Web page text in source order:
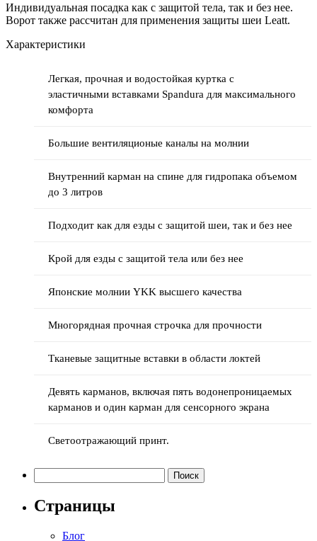
Индивидуальная посадка как с защитой тела, так и без нее.
Ворот также рассчитан для применения защиты шеи Leatt.
Характеристики
Легкая, прочная и водостойкая куртка с
эластичными вставками Spandura для максимального
комфорта
Большие вентиляционые каналы на молнии
Внутренний карман на спине для гидропака объемом
до 3 литров
Подходит как для езды с защитой шеи, так и без нее
Крой для езды с защитой тела или без нее
Японские молнии YKK высшего качества
Многорядная прочная строчка для прочности
Тканевые защитные вставки в области локтей
Девять карманов, включая пять водонепроницаемых
карманов и один карман для сенсорного экрана
Светоотражающий принт.
Страницы
Блог